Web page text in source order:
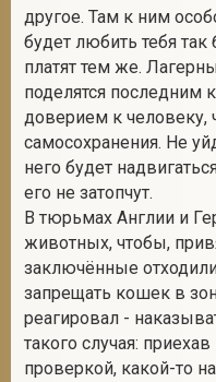
другое. Там к ним
будет любить тебя
платят тем же.
поделятся последним
доверием к человеку,
самосохранения. Не
него будет
его не затопчут.
В тюрьмах Англии и
животных, чтобы,
заключённые
запрещать кошек в
реагировал -
такого случая:
проверкой, какой-то